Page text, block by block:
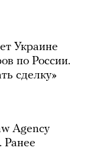
Украине
по России.
сделку»
Agency
Ранее